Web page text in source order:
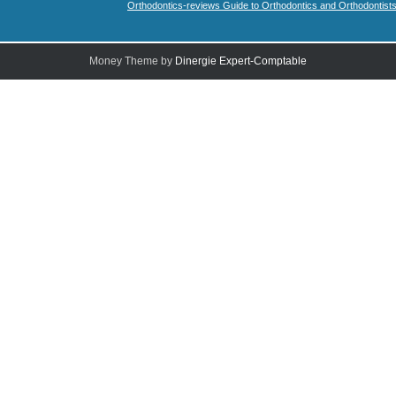
Orthodontics-reviews Guide to Orthodontics and Orthodontists
Money Theme by Dinergie Expert-Comptable